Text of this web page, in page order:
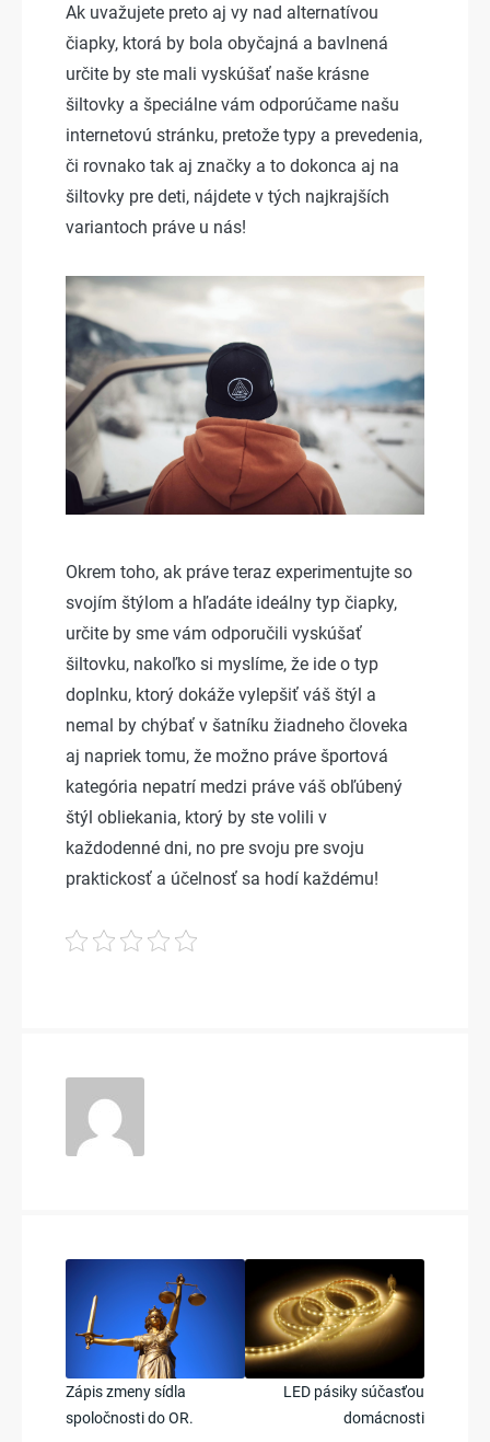
Ak uvažujete preto aj vy nad alternatívou
čiapky, ktorá by bola obyčajná a bavlnená
určite by ste mali vyskúšať naše krásne
šiltovky a špeciálne vám odporúčame našu
internetovú stránku, pretože typy a prevedenia,
či rovnako tak aj značky a to dokonca aj na
šiltovky pre deti, nájdete v tých najkrajších
variantoch práve u nás!
Okrem toho, ak práve teraz experimentujte so
svojím štýlom a hľadáte ideálny typ čiapky,
určite by sme vám odporučili vyskúšať
šiltovku, nakoľko si myslíme, že ide o typ
doplnku, ktorý dokáže vylepšiť váš štýl a
nemal by chýbať v šatníku žiadneho človeka
aj napriek tomu, že možno práve športová
kategória nepatrí medzi práve váš obľúbený
štýl obliekania, ktorý by ste volili v
každodenné dni, no pre svoju pre svoju
praktickosť a účelnosť sa hodí každému!
Post
navigation
Zápis zmeny sídla
spoločnosti do OR.
LED pásiky súčasťou
domácnosti